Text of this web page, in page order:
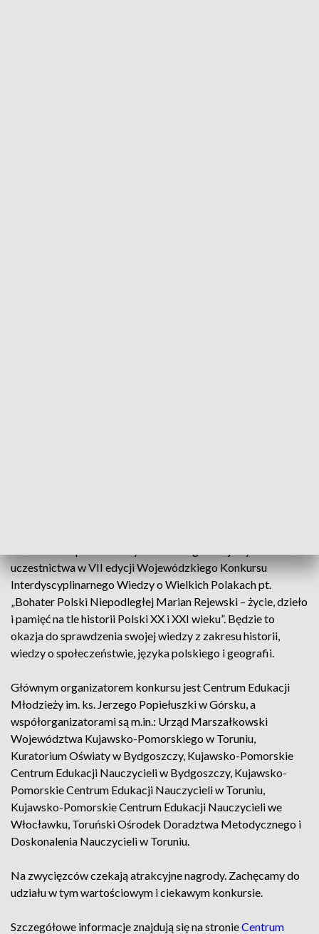
uczestnictwa w VII edycji Wojewódzkiego Konkursu
Interdyscyplinarnego Wiedzy o Wielkich Polakach pt.
„Bohater Polski Niepodległej Marian Rejewski – życie, dzieło
i pamięć na tle historii Polski XX i XXI wieku”. Będzie to
okazja do sprawdzenia swojej wiedzy z zakresu historii,
wiedzy o społeczeństwie, języka polskiego i geografii.
Głównym organizatorem konkursu jest Centrum Edukacji
Młodzieży im. ks. Jerzego Popiełuszki w Górsku, a
współorganizatorami są m.in.: Urząd Marszałkowski
Województwa Kujawsko-Pomorskiego w Toruniu,
Kuratorium Oświaty w Bydgoszczy, Kujawsko-Pomorskie
Centrum Edukacji Nauczycieli w Bydgoszczy, Kujawsko-
Pomorskie Centrum Edukacji Nauczycieli w Toruniu,
Kujawsko-Pomorskie Centrum Edukacji Nauczycieli we
Włocławku, Toruński Ośrodek Doradztwa Metodycznego i
Doskonalenia Nauczycieli w Toruniu.
Na zwycięzców czekają atrakcyjne nagrody. Zachęcamy do
udziału w tym wartościowym i ciekawym konkursie.
Szczegółowe informacje znajdują się na stronieCentrum